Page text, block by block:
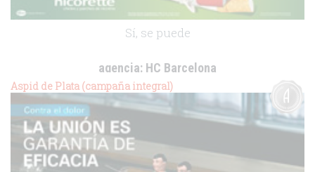
Sí, se puede
agencia: HC Barcelona
cliente:Pfizer Consumer Health
Aspid de Plata (campaña integral)